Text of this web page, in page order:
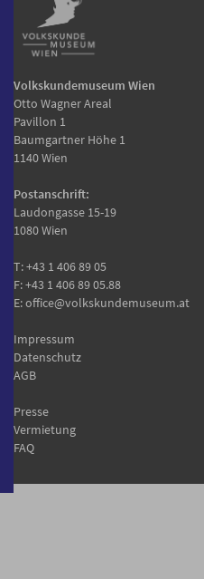
Volkskundemuseum Wien
Otto Wagner Areal
Pavillon 1
Baumgartner Höhe 1
1140 Wien
Postanschrift:
Laudongasse 15-19
1080 Wien
T:+43 1 406 89 05
F: +43 1 406 89 05.88
E:office@volkskundemuseum.at
Impressum
Datenschutz
AGB
Presse
Vermietung
FAQ